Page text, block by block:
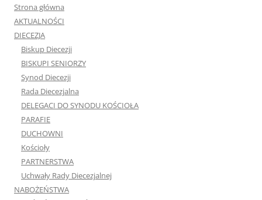
Strona główna
AKTUALNOŚCI
DIECEZJA
Biskup Diecezji
BISKUPI SENIORZY
Synod Diecezji
Rada Diecezjalna
DELEGACI DO SYNODU KOŚCIOŁA
PARAFIE
DUCHOWNI
Kościoły
PARTNERSTWA
Uchwały Rady Diecezjalnej
NABOŻEŃSTWA